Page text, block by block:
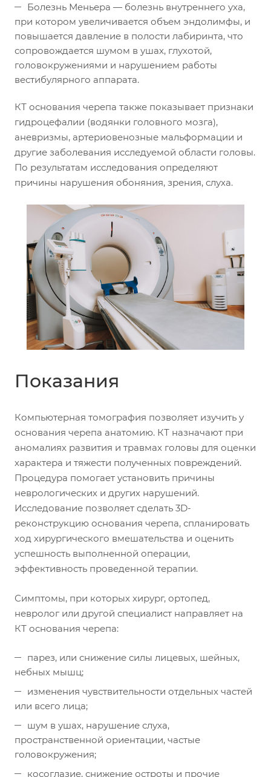
Болезнь Меньера — болезнь внутреннего уха,
при котором увеличивается объем эндолимфы, и
повышается давление в полости лабиринта, что
сопровождается шумом в ушах, глухотой,
головокружениями и нарушением работы
вестибулярного аппарата.
КТ основания черепа также показывает признаки
гидроцефалии (водянки головного мозга),
аневризмы, артериовенозные мальформации и
другие заболевания исследуемой области головы.
По результатам исследования определяют
причины нарушения обоняния, зрения, слуха.
Показания
Компьютерная томография позволяет изучить у
основания черепа анатомию. КТ назначают при
аномалиях развития и травмах головы для оценки
характера и тяжести полученных повреждений.
Процедура помогает установить причины
неврологических и других нарушений.
Исследование позволяет сделать 3D-
реконструкцию основания черепа, спланировать
ход хирургического вмешательства и оценить
успешность выполненной операции,
эффективность проведенной терапии.
Симптомы, при которых хирург, ортопед,
невролог или другой специалист направляет на
КТ основания черепа:
парез, или снижение силы лицевых, шейных,
небных мышц;
изменения чувствительности отдельных частей
или всего лица;
шум в ушах, нарушение слуха,
пространственной ориентации, частые
головокружения;
косоглазие, снижение остроты и прочие